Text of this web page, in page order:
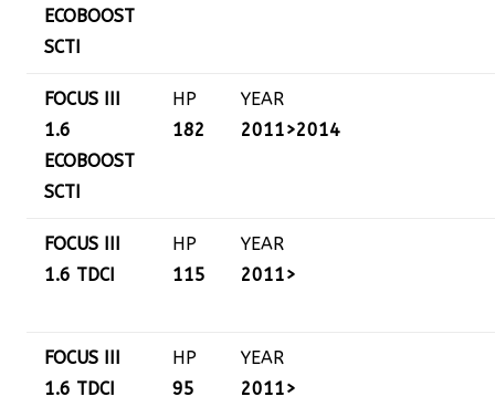
ECOBOOST
SCTI
FOCUS III
1.6
ECOBOOST
SCTI
HP
182
YEAR
2011>2014
FOCUS III
1.6 TDCI
HP
115
YEAR
2011>
FOCUS III
1.6 TDCI
HP
95
YEAR
2011>